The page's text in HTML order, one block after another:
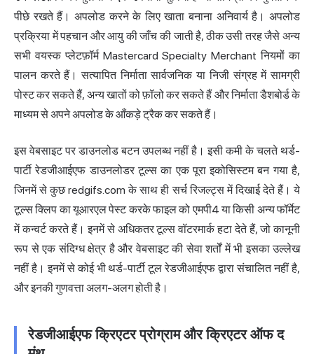
पीछे रखते हैं। अपलोड करने के लिए खाता बनाना अनिवार्य है। अपलोड
प्रक्रिया में पहचान और आयु की जाँच की जाती है, ठीक उसी तरह जैसे अन्य
सभी वयस्क प्लेटफ़ॉर्म Mastercard Specialty Merchant नियमों का
पालन करते हैं। सत्यापित निर्माता सार्वजनिक या निजी संग्रह में सामग्री
पोस्ट कर सकते हैं, अन्य खातों को फ़ॉलो कर सकते हैं और निर्माता डैशबोर्ड के
माध्यम से अपने अपलोड के आँकड़े ट्रैक कर सकते हैं।
इस वेबसाइट पर डाउनलोड बटन उपलब्ध नहीं है। इसी कमी के चलते थर्ड-
पार्टी रेडजीआईएफ डाउनलोडर टूल्स का एक पूरा इकोसिस्टम बन गया है,
जिनमें से कुछ redgifs.com के साथ ही सर्च रिजल्ट्स में दिखाई देते हैं। ये
टूल्स क्लिप का यूआरएल पेस्ट करके फाइल को एमपी4 या किसी अन्य फॉर्मेट
में कन्वर्ट करते हैं। इनमें से अधिकतर टूल्स वॉटरमार्क हटा देते हैं, जो कानूनी
रूप से एक संदिग्ध क्षेत्र है और वेबसाइट की सेवा शर्तों में भी इसका उल्लेख
नहीं है। इनमें से कोई भी थर्ड-पार्टी टूल रेडजीआईएफ द्वारा संचालित नहीं है,
और इनकी गुणवत्ता अलग-अलग होती है।
रेडजीआईएफ क्रिएटर प्रोग्राम और क्रिएटर ऑफ द